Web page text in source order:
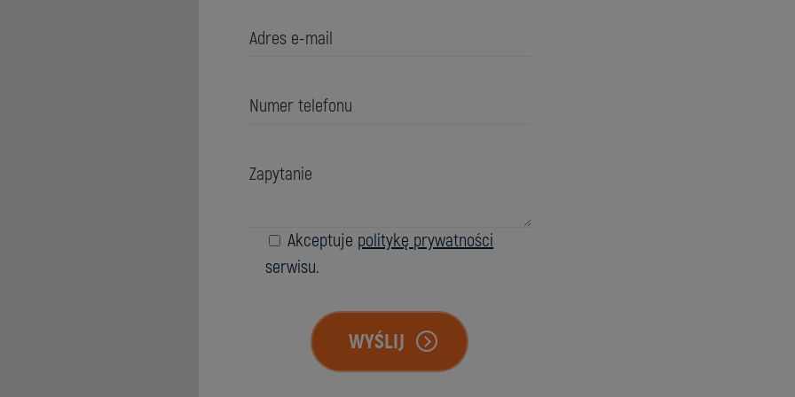
Akceptuje politykę prywatności
serwisu.
WYŚLIJ